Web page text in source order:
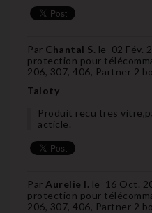
Par Chantal S. le 02 Fév.
protection pour
206, 307, 406, Partner 2
Taloty
Produit recu tres
acticle.
Par Aurelie I. le 16 Oct.
protection pour
206, 307, 406, Partner 2